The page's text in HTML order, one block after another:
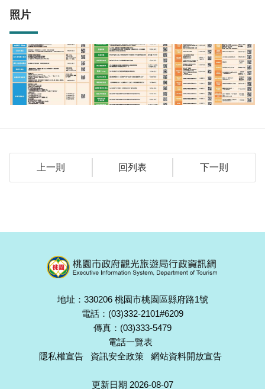
照片
上一則 回列表 下一則
地址：330206 桃園市桃園區縣府路1號
電話：(03)332-2101#6209
傳真：(03)333-5479
電話一覽表
隱私權宣告
資訊安全政策 網站資料開放宣告
更新日期 2026-08-07